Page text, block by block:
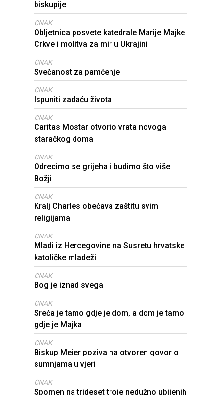
biskupije
CNAK
Obljetnica posvete katedrale Marije Majke
Crkve i molitva za mir u Ukrajini
CNAK
Svečanost za pamćenje
CNAK
Ispuniti zadaću života
CNAK
Caritas Mostar otvorio vrata novoga
staračkog doma
CNAK
Odrecimo se grijeha i budimo što više
Božji
CNAK
Kralj Charles obećava zaštitu svim
religijama
CNAK
Mladi iz Hercegovine na Susretu hrvatske
katoličke mladeži
CNAK
Bog je iznad svega
CNAK
Sreća je tamo gdje je dom, a dom je tamo
gdje je Majka
CNAK
Biskup Meier poziva na otvoren govor o
sumnjama u vjeri
CNAK
Spomen na trideset troje nedužno ubijenih